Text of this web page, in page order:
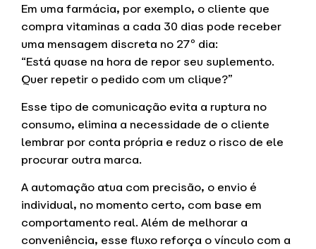
Em uma farmácia, por exemplo, o cliente que
compra vitaminas a cada 30 dias pode receber
uma mensagem discreta no 27º dia:
“Está quase na hora de repor seu suplemento.
Quer repetir o pedido com um clique?”
Esse tipo de comunicação evita a ruptura no
consumo, elimina a necessidade de o cliente
lembrar por conta própria e reduz o risco de ele
procurar outra marca.
A automação atua com precisão, o envio é
individual, no momento certo, com base em
comportamento real. Além de melhorar a
conveniência, esse fluxo reforça o vínculo com a